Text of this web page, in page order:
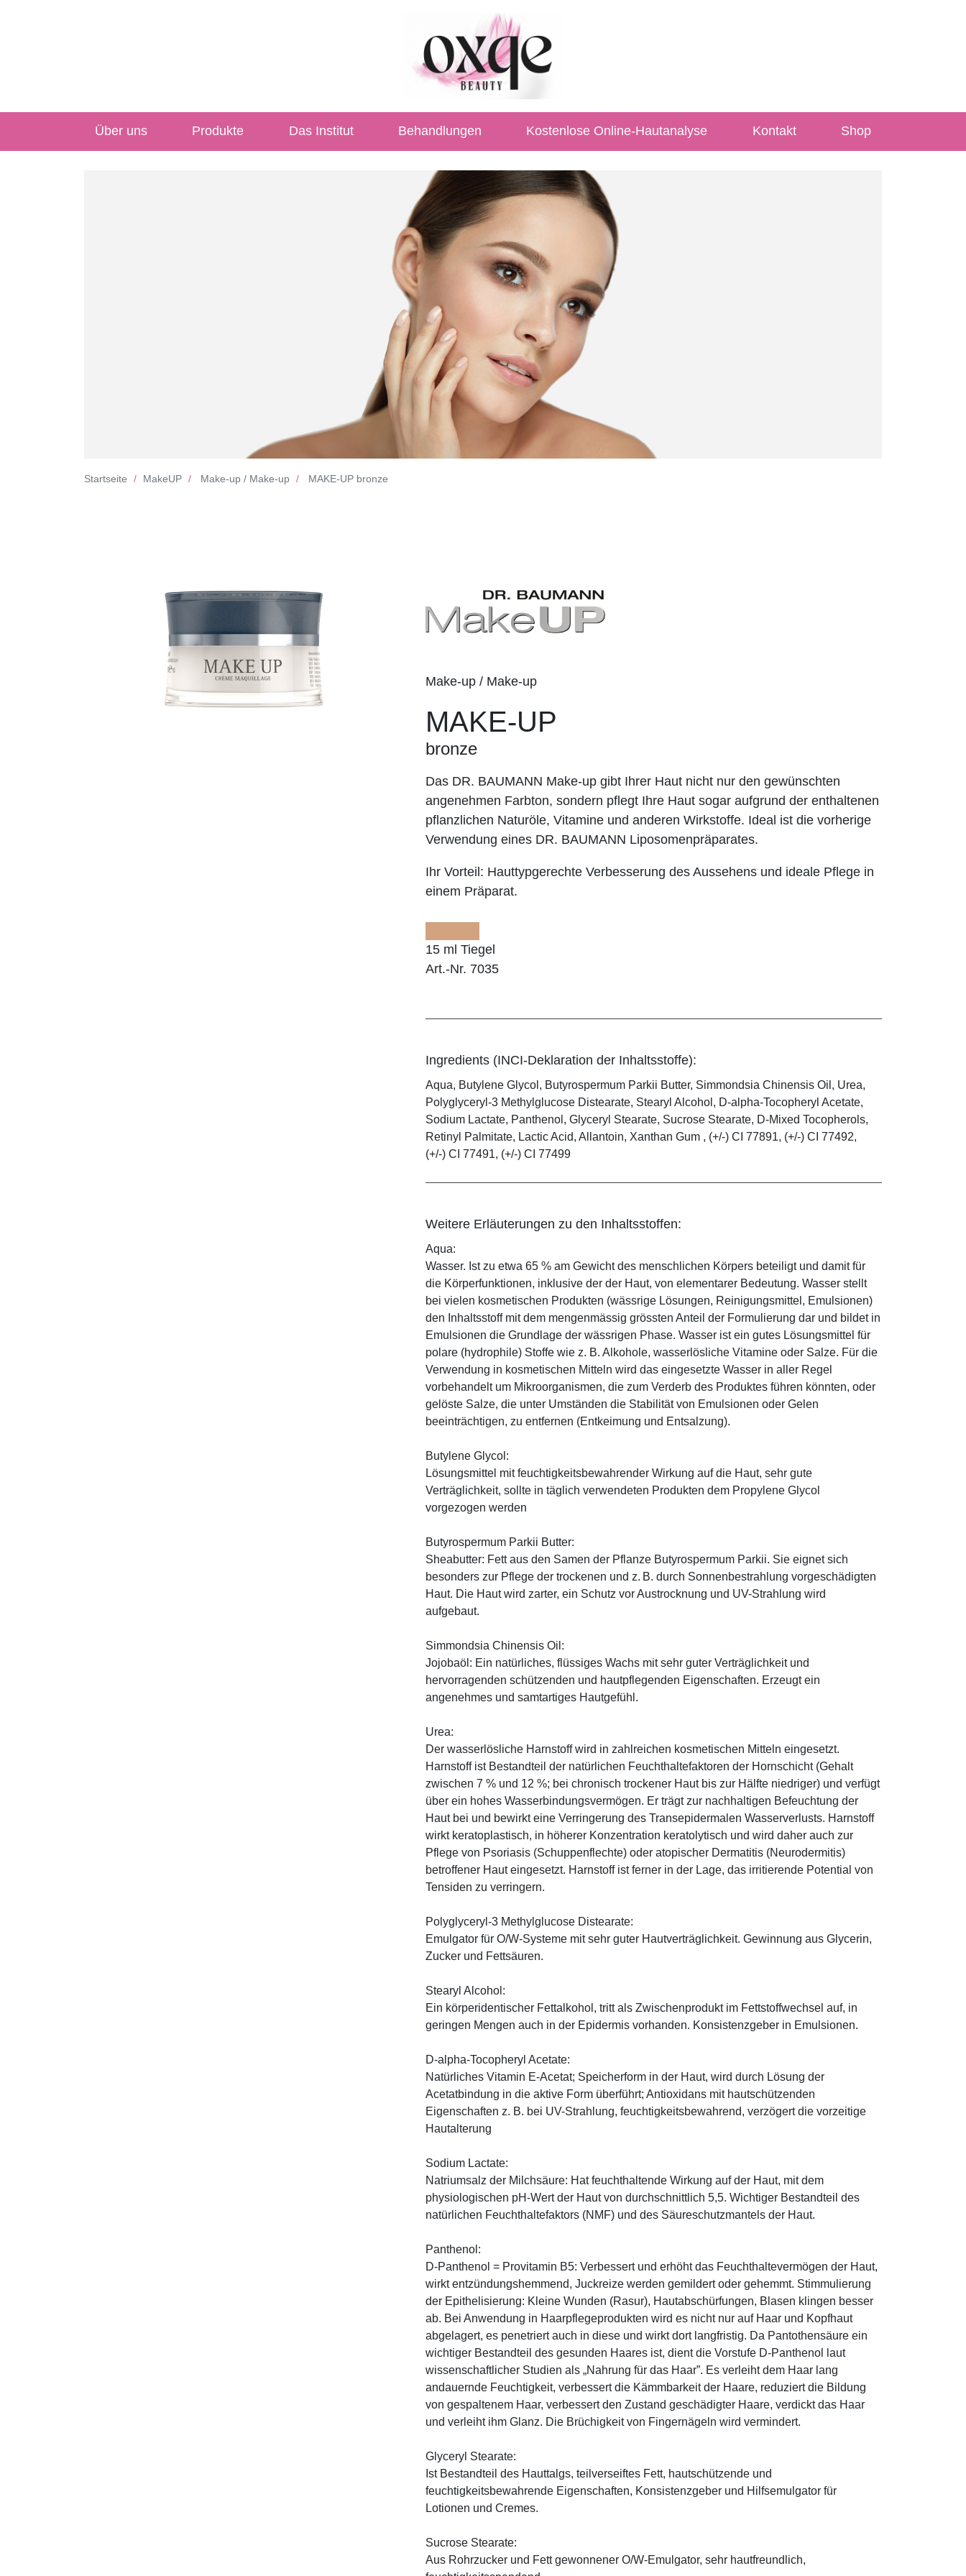
Über uns Produkte Das Institut Behandlungen Kostenlose Online-Hautanalyse Kontakt Shop
Startseite MakeUP Make-up / Make-up MAKE-UP bronze
Make-up / Make-up
MAKE-UP
bronze
Das DR. BAUMANN Make-up gibt Ihrer Haut nicht nur den gewünschten
angenehmen Farbton, sondern pflegt Ihre Haut sogar aufgrund der enthaltenen
pflanzlichen Naturöle, Vitamine und anderen Wirkstoffe. Ideal ist die vorherige
Verwendung eines DR. BAUMANN Liposomenpräparates.
Ihr Vorteil: Hauttypgerechte Verbesserung des Aussehens und ideale Pflege in
einem Präparat.
15 ml Tiegel
Art.-Nr. 7035
Ingredients (INCI-Deklaration der Inhaltsstoffe):
Aqua, Butylene Glycol, Butyrospermum Parkii Butter, Simmondsia Chinensis Oil, Urea,
Polyglyceryl-3 Methylglucose Distearate, Stearyl Alcohol, D-alpha-Tocopheryl Acetate,
Sodium Lactate, Panthenol, Glyceryl Stearate, Sucrose Stearate, D-Mixed Tocopherols,
Retinyl Palmitate, Lactic Acid, Allantoin, Xanthan Gum , (+/-) CI 77891, (+/-) CI 77492,
(+/-) CI 77491, (+/-) CI 77499
Weitere Erläuterungen zu den Inhaltsstoffen:
Aqua:
Wasser. Ist zu etwa 65 % am Gewicht des menschlichen Körpers beteiligt und damit für
die Körperfunktionen, inklusive der der Haut, von elementarer Bedeutung. Wasser stellt
bei vielen kosmetischen Produkten (wässrige Lösungen, Reinigungsmittel, Emulsionen)
den Inhaltsstoff mit dem mengenmässig grössten Anteil der Formulierung dar und bildet in
Emulsionen die Grundlage der wässrigen Phase. Wasser ist ein gutes Lösungsmittel für
polare (hydrophile) Stoffe wie z. B. Alkohole, wasserlösliche Vitamine oder Salze. Für die
Verwendung in kosmetischen Mitteln wird das eingesetzte Wasser in aller Regel
vorbehandelt um Mikroorganismen, die zum Verderb des Produktes führen könnten, oder
gelöste Salze, die unter Umständen die Stabilität von Emulsionen oder Gelen
beeinträchtigen, zu entfernen (Entkeimung und Entsalzung).
Butylene Glycol:
Lösungsmittel mit feuchtigkeitsbewahrender Wirkung auf die Haut, sehr gute
Verträglichkeit, sollte in täglich verwendeten Produkten dem Propylene Glycol
vorgezogen werden
Butyrospermum Parkii Butter:
Sheabutter: Fett aus den Samen der Pflanze Butyrospermum Parkii. Sie eignet sich
besonders zur Pflege der trockenen und z. B. durch Sonnenbestrahlung vorgeschädigten
Haut. Die Haut wird zarter, ein Schutz vor Austrocknung und UV-Strahlung wird
aufgebaut.
Simmondsia Chinensis Oil:
Jojobaöl: Ein natürliches, flüssiges Wachs mit sehr guter Verträglichkeit und
hervorragenden schützenden und hautpflegenden Eigenschaften. Erzeugt ein
angenehmes und samtartiges Hautgefühl.
Urea:
Der wasserlösliche Harnstoff wird in zahlreichen kosmetischen Mitteln eingesetzt.
Harnstoff ist Bestandteil der natürlichen Feuchthaltefaktoren der Hornschicht (Gehalt
zwischen 7 % und 12 %; bei chronisch trockener Haut bis zur Hälfte niedriger) und verfügt
über ein hohes Wasserbindungsvermögen. Er trägt zur nachhaltigen Befeuchtung der
Haut bei und bewirkt eine Verringerung des Transepidermalen Wasserverlusts. Harnstoff
wirkt keratoplastisch, in höherer Konzentration keratolytisch und wird daher auch zur
Pflege von Psoriasis (Schuppenflechte) oder atopischer Dermatitis (Neurodermitis)
betroffener Haut eingesetzt. Harnstoff ist ferner in der Lage, das irritierende Potential von
Tensiden zu verringern.
Polyglyceryl-3 Methylglucose Distearate:
Emulgator für O/W-Systeme mit sehr guter Hautverträglichkeit. Gewinnung aus Glycerin,
Zucker und Fettsäuren.
Stearyl Alcohol:
Ein körperidentischer Fettalkohol, tritt als Zwischenprodukt im Fettstoffwechsel auf, in
geringen Mengen auch in der Epidermis vorhanden. Konsistenzgeber in Emulsionen.
D-alpha-Tocopheryl Acetate:
Natürliches Vitamin E-Acetat; Speicherform in der Haut, wird durch Lösung der
Acetatbindung in die aktive Form überführt; Antioxidans mit hautschützenden
Eigenschaften z. B. bei UV-Strahlung, feuchtigkeitsbewahrend, verzögert die vorzeitige
Hautalterung
Sodium Lactate:
Natriumsalz der Milchsäure: Hat feuchthaltende Wirkung auf der Haut, mit dem
physiologischen pH-Wert der Haut von durchschnittlich 5,5. Wichtiger Bestandteil des
natürlichen Feuchthaltefaktors (NMF) und des Säureschutzmantels der Haut.
Panthenol:
D-Panthenol = Provitamin B5: Verbessert und erhöht das Feuchthaltevermögen der Haut,
wirkt entzündungshemmend, Juckreize werden gemildert oder gehemmt. Stimmulierung
der Epithelisierung: Kleine Wunden (Rasur), Hautabschürfungen, Blasen klingen besser
ab. Bei Anwendung in Haarpflegeprodukten wird es nicht nur auf Haar und Kopfhaut
abgelagert, es penetriert auch in diese und wirkt dort langfristig. Da Pantothensäure ein
wichtiger Bestandteil des gesunden Haares ist, dient die Vorstufe D-Panthenol laut
wissenschaftlicher Studien als „Nahrung für das Haar”. Es verleiht dem Haar lang
andauernde Feuchtigkeit, verbessert die Kämmbarkeit der Haare, reduziert die Bildung
von gespaltenem Haar, verbessert den Zustand geschädigter Haare, verdickt das Haar
und verleiht ihm Glanz. Die Brüchigkeit von Fingernägeln wird vermindert.
Glyceryl Stearate:
Ist Bestandteil des Hauttalgs, teilverseiftes Fett, hautschützende und
feuchtigkeitsbewahrende Eigenschaften, Konsistenzgeber und Hilfsemulgator für
Lotionen und Cremes.
Sucrose Stearate:
Aus Rohrzucker und Fett gewonnener O/W-Emulgator, sehr hautfreundlich,